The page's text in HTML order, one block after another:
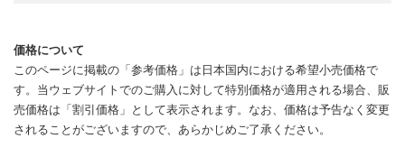
価格について
このページに掲載の「参考価格」は日本国内における希望小売価格で
す。当ウェブサイトでのご購入に対して特別価格が適用される場合、販
売価格は「割引価格」として表示されます。なお、価格は予告なく変更
されることがございますので、あらかじめご了承ください。